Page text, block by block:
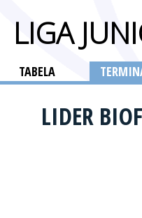
LIGA
TABELA
LIDER